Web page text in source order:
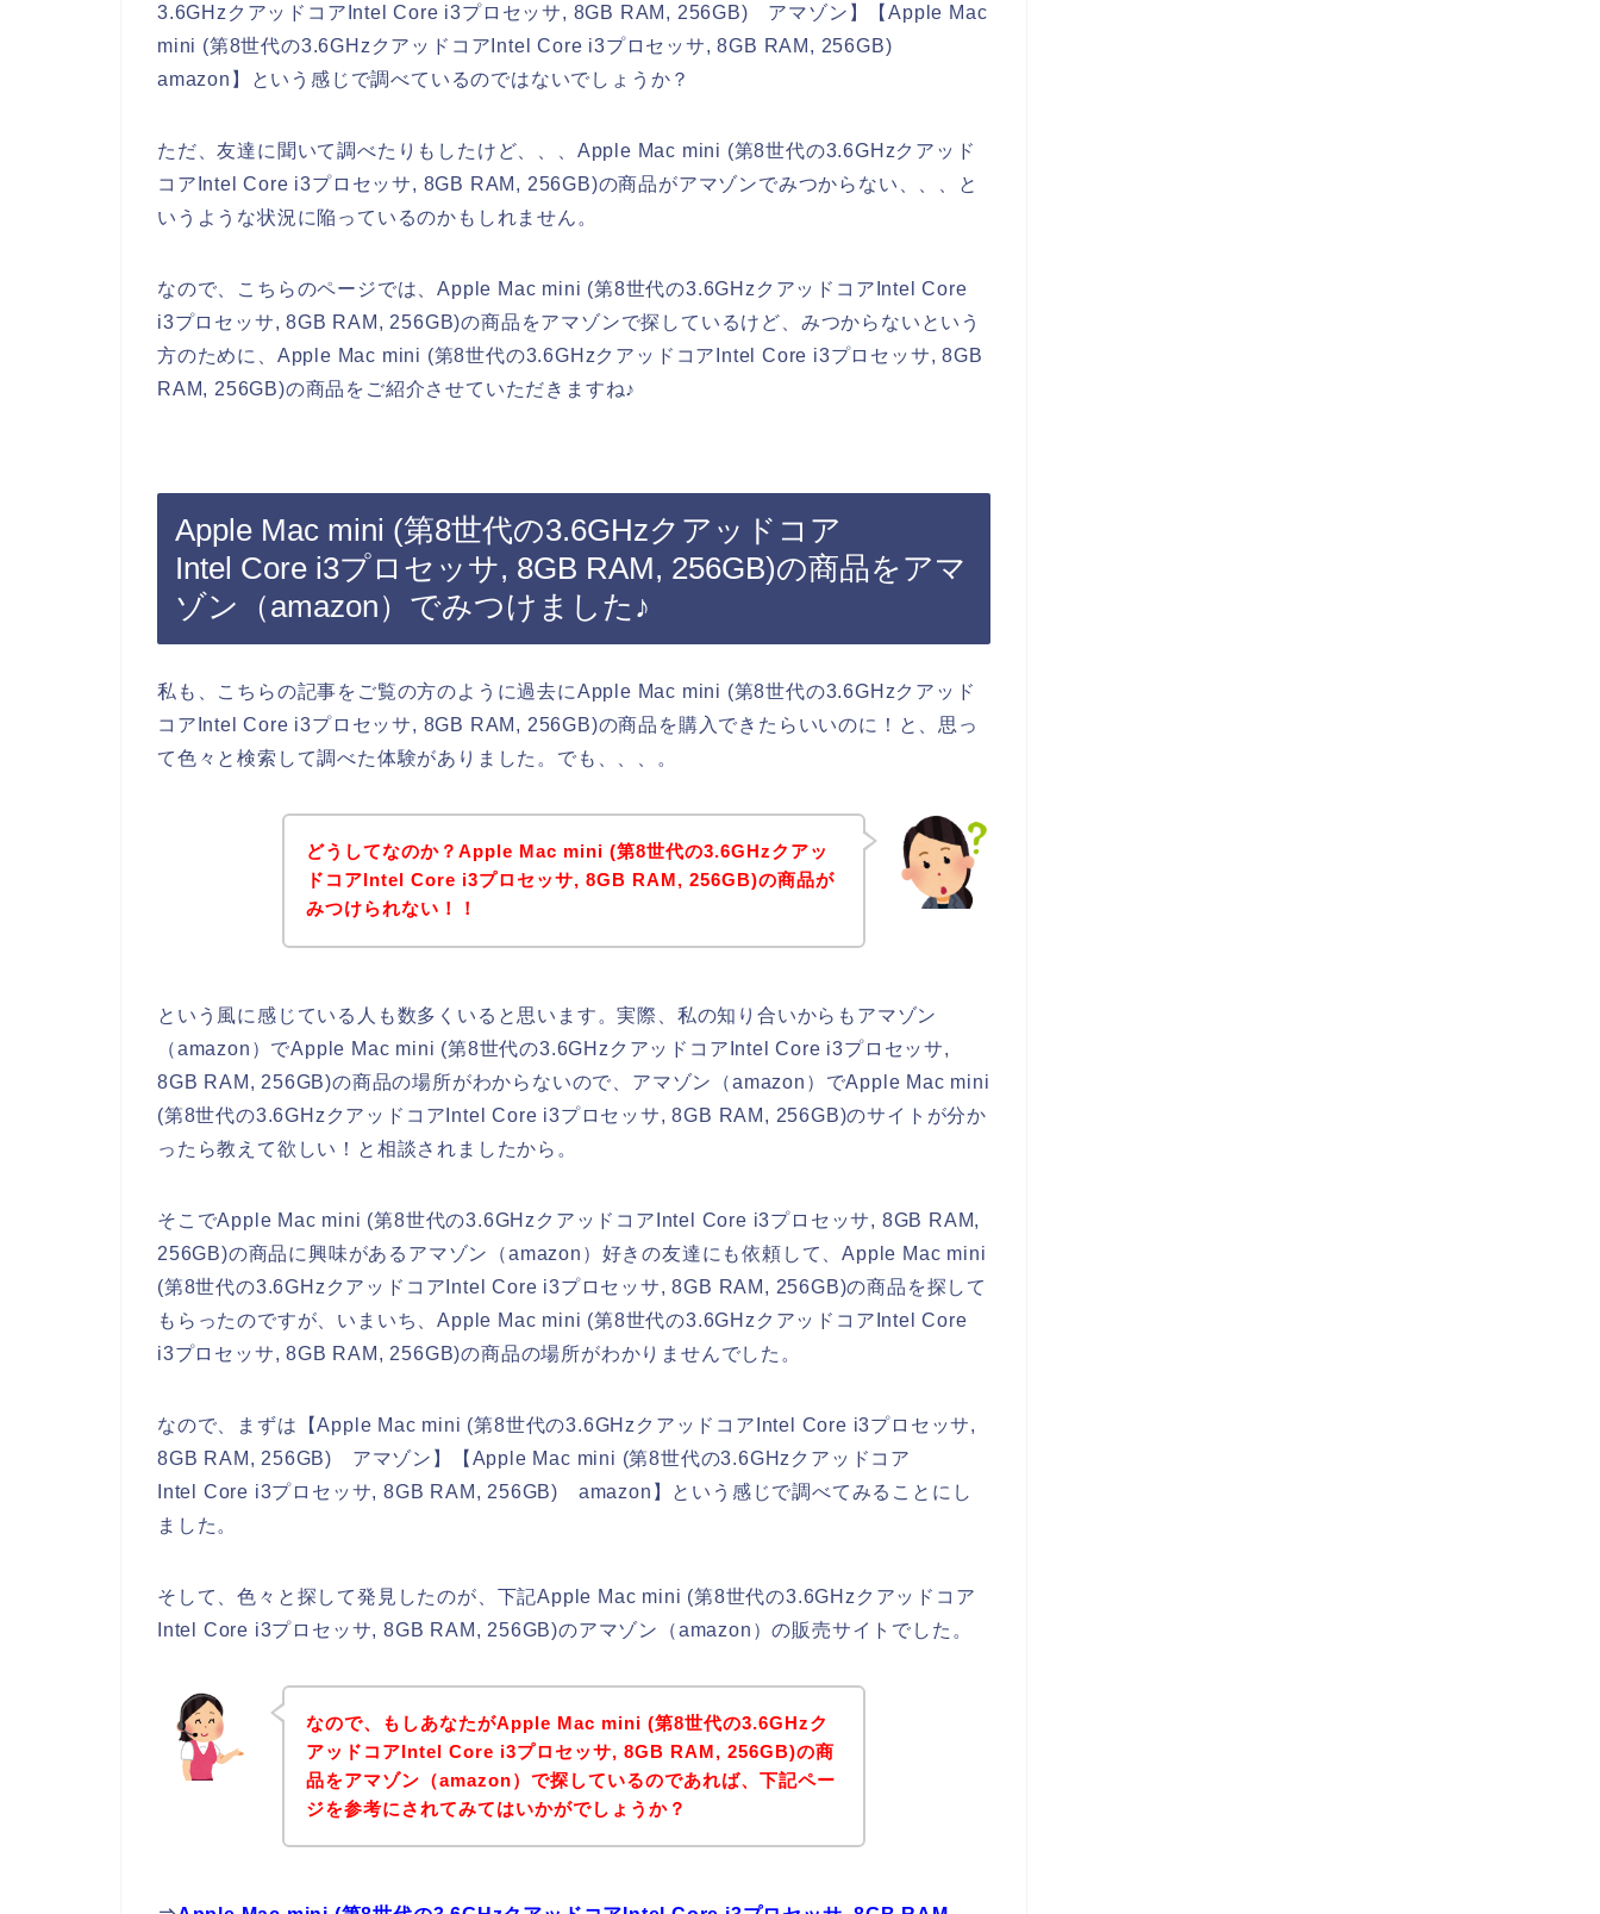
3.6GHzクアッドコアIntel Core i3プロセッサ, 8GB RAM, 256GB) アマゾン】【Apple Mac
mini (第8世代の3.6GHzクアッドコアIntel Core i3プロセッサ, 8GB RAM, 256GB)
amazon】という感じで調べているのではないでしょうか？
ただ、友達に聞いて調べたりもしたけど、、、Apple Mac mini (第8世代の3.6GHzクアッド
コアIntel Core i3プロセッサ, 8GB RAM, 256GB)の商品がアマゾンでみつからない、、、と
いうような状況に陥っているのかもしれません。
なので、こちらのページでは、Apple Mac mini (第8世代の3.6GHzクアッドコアIntel Core
i3プロセッサ, 8GB RAM, 256GB)の商品をアマゾンで探しているけど、みつからないという
方のために、Apple Mac mini (第8世代の3.6GHzクアッドコアIntel Core i3プロセッサ, 8GB
RAM, 256GB)の商品をご紹介させていただきますね♪
Apple Mac mini (第8世代の3.6GHzクアッドコア
Intel Core i3プロセッサ, 8GB RAM, 256GB)の商品をアマ
ゾン（amazon）でみつけました♪
私も、こちらの記事をご覧の方のように過去にApple Mac mini (第8世代の3.6GHzクアッド
コアIntel Core i3プロセッサ, 8GB RAM, 256GB)の商品を購入できたらいいのに！と、思っ
て色々と検索して調べた体験がありました。でも、、、。
どうしてなのか？Apple Mac mini (第8世代の3.6GHzクアッ
ドコアIntel Core i3プロセッサ, 8GB RAM, 256GB)の商品が
みつけられない！！
という風に感じている人も数多くいると思います。実際、私の知り合いからもアマゾン
（amazon）でApple Mac mini (第8世代の3.6GHzクアッドコアIntel Core i3プロセッサ,
8GB RAM, 256GB)の商品の場所がわからないので、アマゾン（amazon）でApple Mac mini
(第8世代の3.6GHzクアッドコアIntel Core i3プロセッサ, 8GB RAM, 256GB)のサイトが分か
ったら教えて欲しい！と相談されましたから。
そこでApple Mac mini (第8世代の3.6GHzクアッドコアIntel Core i3プロセッサ, 8GB RAM,
256GB)の商品に興味があるアマゾン（amazon）好きの友達にも依頼して、Apple Mac mini
(第8世代の3.6GHzクアッドコアIntel Core i3プロセッサ, 8GB RAM, 256GB)の商品を探して
もらったのですが、いまいち、Apple Mac mini (第8世代の3.6GHzクアッドコアIntel Core
i3プロセッサ, 8GB RAM, 256GB)の商品の場所がわかりませんでした。
なので、まずは【Apple Mac mini (第8世代の3.6GHzクアッドコアIntel Core i3プロセッサ,
8GB RAM, 256GB) アマゾン】【Apple Mac mini (第8世代の3.6GHzクアッドコア
Intel Core i3プロセッサ, 8GB RAM, 256GB) amazon】という感じで調べてみることにし
ました。
そして、色々と探して発見したのが、下記Apple Mac mini (第8世代の3.6GHzクアッドコア
Intel Core i3プロセッサ, 8GB RAM, 256GB)のアマゾン（amazon）の販売サイトでした。
なので、もしあなたがApple Mac mini (第8世代の3.6GHzク
アッドコアIntel Core i3プロセッサ, 8GB RAM, 256GB)の商
品をアマゾン（amazon）で探しているのであれば、下記ペー
ジを参考にされてみてはいかがでしょうか？